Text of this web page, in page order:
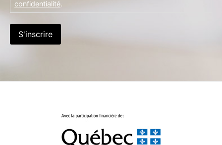
confidentialité.
S'inscrire